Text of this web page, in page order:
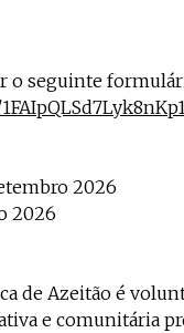
o seguinte
2026
2026
de Azeitão é
e comunitária